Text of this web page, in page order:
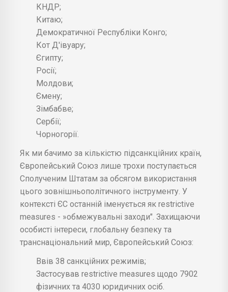
КНДР;
Китаю;
Демократичної Республіки Конго;
Кот Д'івуару;
Єгипту;
Росії;
Молдови;
Ємену;
Зімбабве;
Сербії;
Чорногорії.
Як ми бачимо за кількістю підсанкційних країн,
Європейський Союз лише трохи поступається
Сполученим Штатам за обсягом використання
цього зовнішньополітичного інструменту. У
контексті ЄС останній іменується як restrictive
measures - »обмежувальні заходи". Захищаючи
особисті інтереси, глобальну безпеку та
транснаціональний мир, Європейський Союз:
Ввів 38 санкційних режимів;
Застосував restrictive measures щодо 7902
фізичних та 4030 юридичних осіб.